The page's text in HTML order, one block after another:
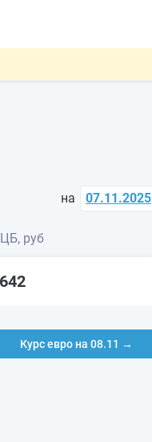
на 07.11.2025
руб
Курс евро на 08.11 →